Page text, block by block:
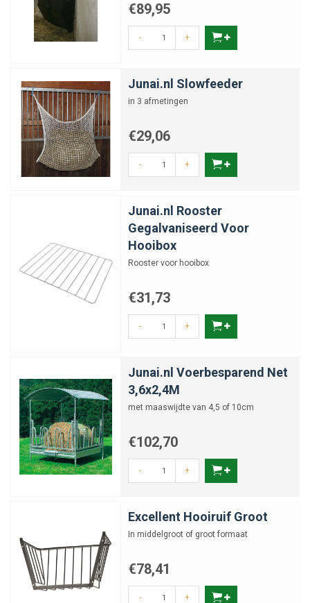
€89,95
- +
Junai.nl Slowfeeder
in 3 afmetingen
€29,06
- +
Junai.nl Rooster
Gegalvaniseerd Voor
Hooibox
Rooster voor hooibox
€31,73
- +
Junai.nl Voerbesparend Net
3,6x2,4M
met maaswijdte van 4,5 of 10cm
€102,70
- +
Excellent Hooiruif Groot
In middelgroot of groot formaat
€78,41
- +